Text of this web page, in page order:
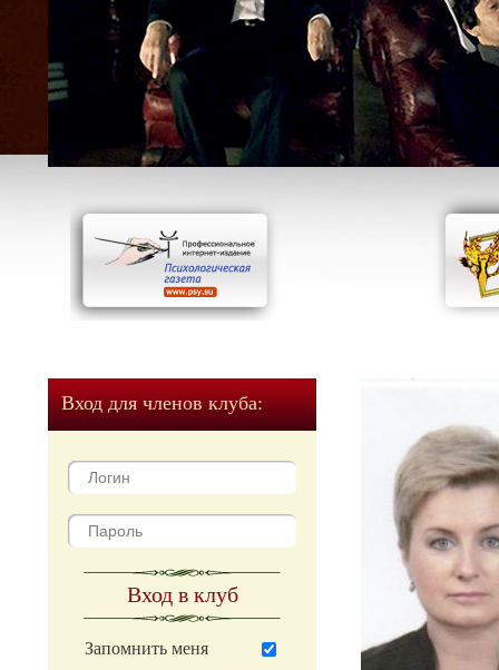
Вход для членов клуба:
Вход в клуб
Запомнить меня